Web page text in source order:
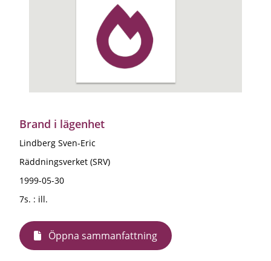
Brand i lägenhet
Lindberg Sven-Eric
Räddningsverket (SRV)
1999-05-30
7s. : ill.
Öppna sammanfattning